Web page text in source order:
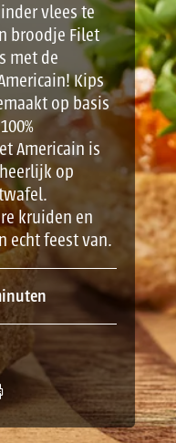
vlees te
broodje Filet
met de
Kips
op basis
Americain is
op
kruiden en
echt feest van.